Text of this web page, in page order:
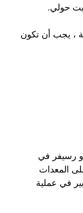
حولي.
، يجب أن تكون
رسيفر في
المعدات
في عملية